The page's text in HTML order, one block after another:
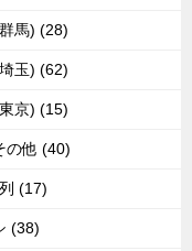
馬) (28)
玉) (62)
京) (15)
の他 (40)
(17)
(38)